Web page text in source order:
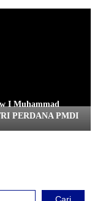
I Muhammad
PERDANA PMDI